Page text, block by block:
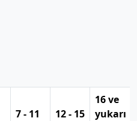
7 - 11
12 - 15
16 ve
yukarı